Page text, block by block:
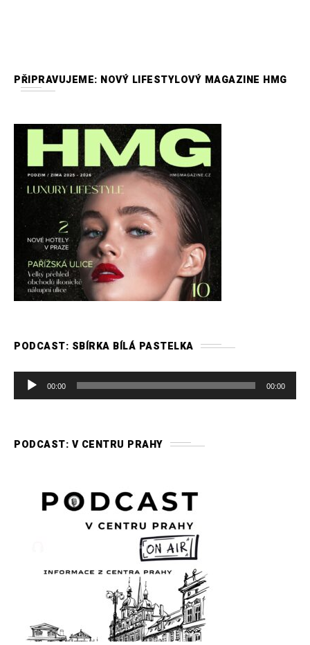
PŘIPRAVUJEME: NOVÝ LIFESTYLOVÝ MAGAZINE HMG
PODCAST: SBÍRKA BÍLÁ PASTELKA
u
00:00 00:00
PODCAST: V CENTRU PRAHY